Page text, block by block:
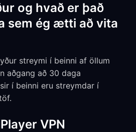
og hvað er það
sem ég ætti að vita
streymi í beinni af öllum
aðgang að 30 daga
í beinni eru streymdar í
VPN